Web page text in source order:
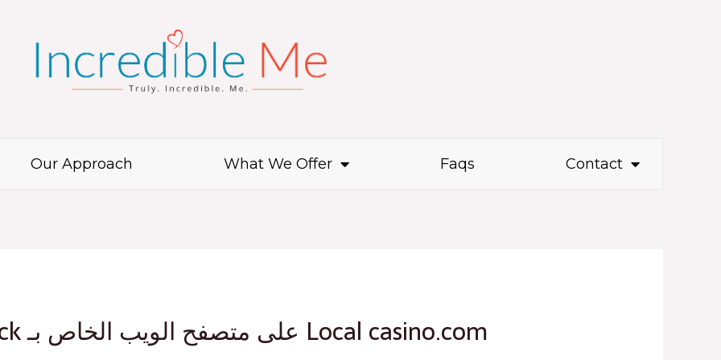
Our Approach What We Offer Faqs Contact
العب لعبة Mr Cashback على متصفح الويب الخاص بـ Local casino.com